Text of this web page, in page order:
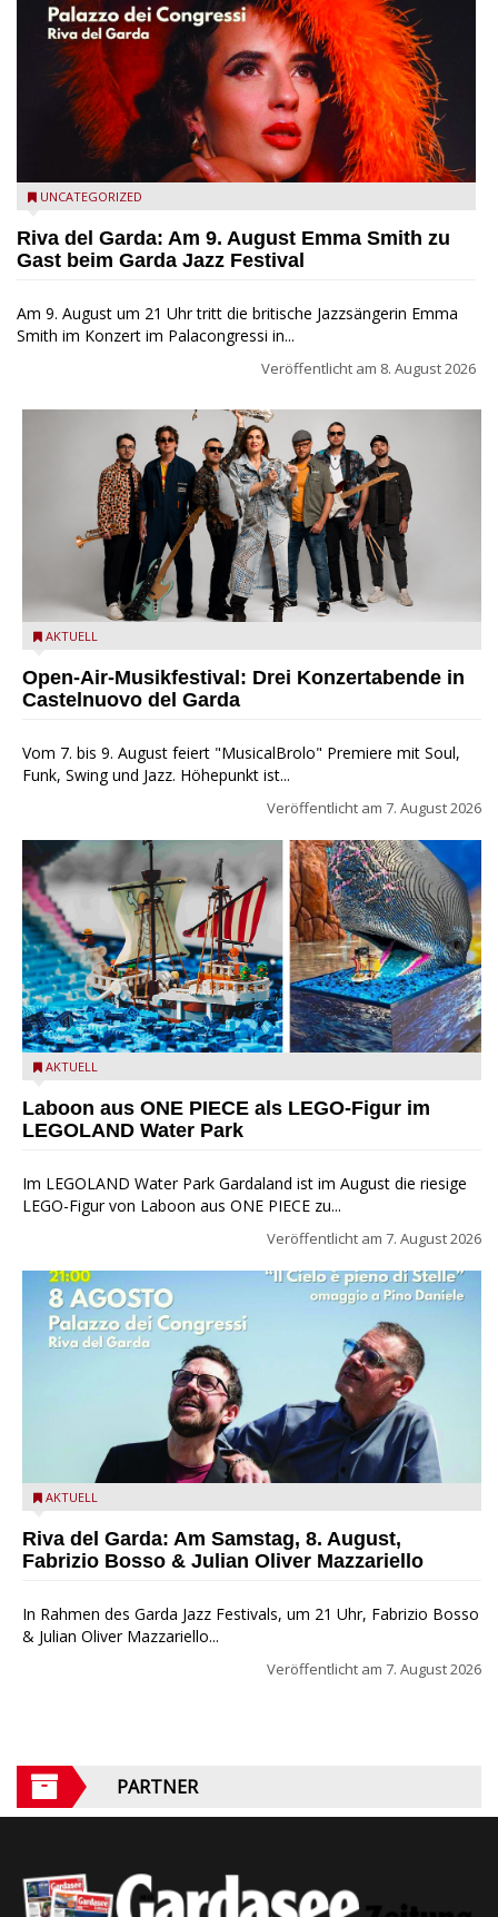
Riva del Garda - Emma Smith zu Gast beim Garda Jazz
UNCATEGORIZED
Riva del Garda: Am 9. August Emma Smith zu
Gast beim Garda Jazz Festival
Am 9. August um 21 Uhr tritt die britische Jazzsängerin Emma
Smith im Konzert im Palacongressi in...
Veröffentlicht am 8. August 2026
Castelnuovo del Garda: Die "Dirotta su Cuba" zu Gast beim
AKTUELL
Open-Air-Musikfestival: Drei Konzertabende in
Castelnuovo del Garda
Vom 7. bis 9. August feiert "MusicalBrolo" Premiere mit Soul,
Funk, Swing und Jazz. Höhepunkt ist...
Veröffentlicht am 7. August 2026
Laboon aus ONE PIECE als LEGO-Figur im LEGOLAND Water
AKTUELL
Laboon aus ONE PIECE als LEGO-Figur im
LEGOLAND Water Park
Im LEGOLAND Water Park Gardaland ist im August die riesige
LEGO-Figur von Laboon aus ONE PIECE zu...
Veröffentlicht am 7. August 2026
Fabrizio Bosso & Julian Oliver Mazzariello zu Gast beim Garda
AKTUELL
Riva del Garda: Am Samstag, 8. August,
Fabrizio Bosso & Julian Oliver Mazzariello
In Rahmen des Garda Jazz Festivals, um 21 Uhr, Fabrizio Bosso
& Julian Oliver Mazzariello...
Veröffentlicht am 7. August 2026
PARTNER